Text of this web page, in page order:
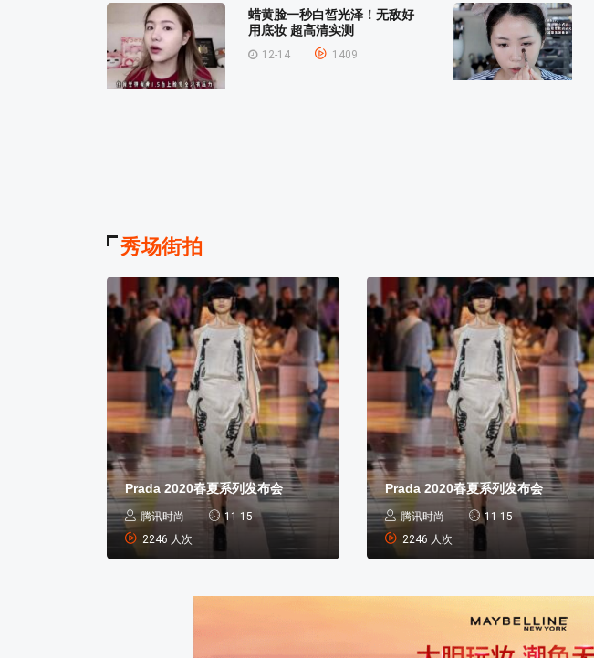
蜡黄脸一秒白皙光泽！无敌好
用底妆 超高清实测
12-14 1409
秀场街拍
Prada 2020春夏系列发布会
腾讯时尚
11-15
2246 人次
Prada 2020春夏系列发布会
腾讯时尚
11-15
2246 人次